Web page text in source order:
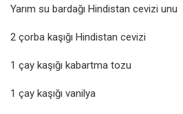
Yarım su bardağı Hindistan cevizi unu
2 çorba kaşığı Hindistan cevizi
1 çay kaşığı kabartma tozu
1 çay kaşığı vanilya